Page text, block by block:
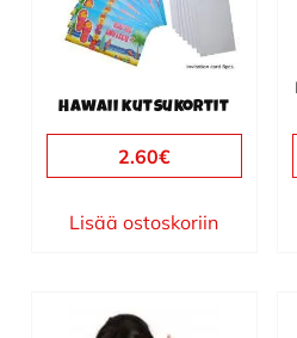
Hawaii kutsukortit
2.60€
Lisää ostoskoriin